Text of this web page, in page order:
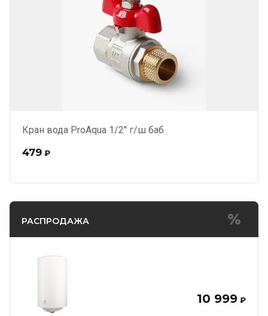
Кран вода ProAqua 1/2" г/ш баб
479 ₽
РАСПРОДАЖА
10 999 ₽